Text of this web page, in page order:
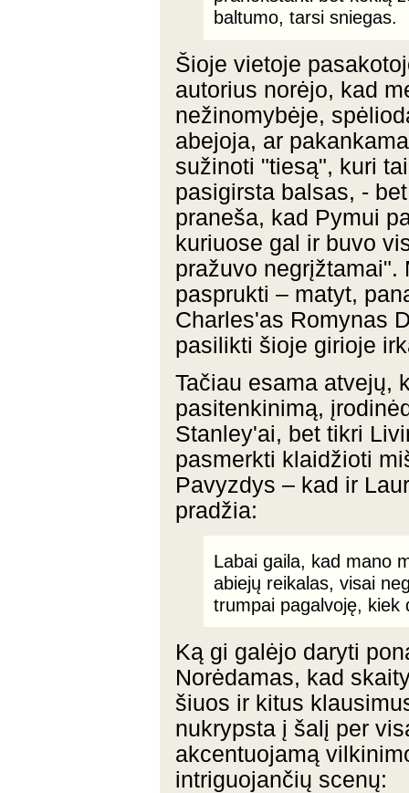
baltumo, tarsi sniegas.
Šioje vietoje
autorius norėjo, kad
nežinomybėje,
abejoja, ar
sužinoti "tiesą", kuri
pasigirsta balsas, -
praneša, kad Pymui
kuriuose gal ir buvo
pražuvo
pasprukti – matyt,
Charles'as Romynas
pasilikti šioje girioje
Tačiau esama atvejų,
pasitenkinimą,
Stanley'ai, bet tikri
pasmerkti klaidžioti
Pavyzdys – kad ir
pradžia:
Labai gaila, kad mano
abiejų reikalas, visai
trumpai pagalvoję,
Ką gi galėjo daryti
Norėdamas, kad
šiuos ir kitus
nukrypsta į šalį per
akcentuojamą
intriguojančių scenų: